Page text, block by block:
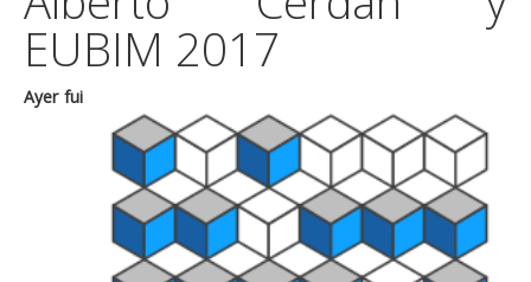
EUBIM 2017
Ayer fui